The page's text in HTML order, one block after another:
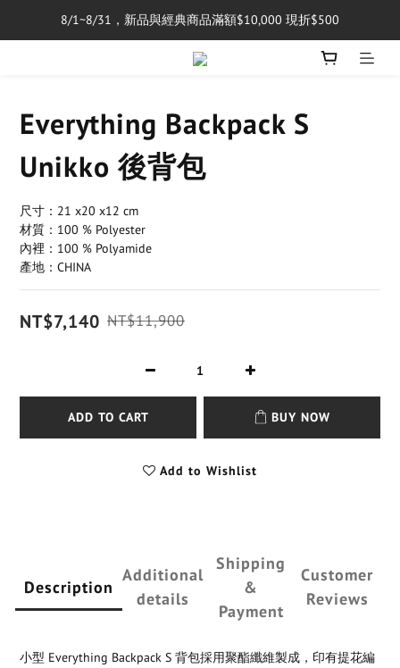
單筆消費滿$5,000享免運費
8/1~8/31，新品與經典商品滿額$10,000 現折$500
單筆消費滿$5,000享免運費
Everything Backpack S
Unikko 後背包
尺寸：21 x20 x12 cm
材質：100 % Polyester
內裡：100 % Polyamide
產地：CHINA
NT$7,140 NT$11,900
ADD TO CART BUY NOW
Add to Wishlist
Description
Additional
details
Shipping
&
Payment
Customer
Reviews
小型 Everything Backpack S 背包採用聚酯纖維製成，印有提花編